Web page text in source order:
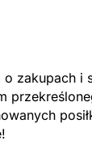
o zakupach i